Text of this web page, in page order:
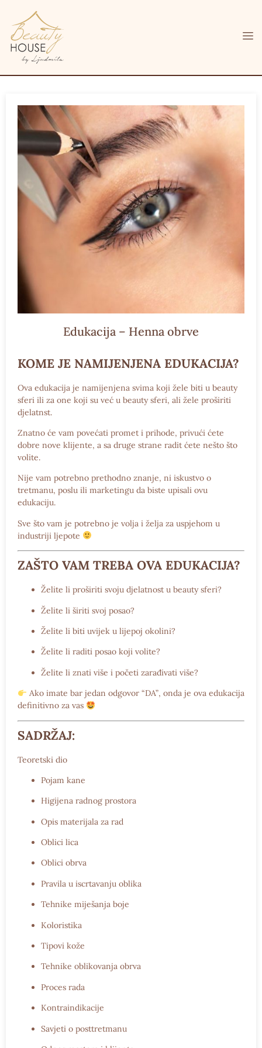
Edukacija – Henna obrve
KOME JE NAMIJENJENA EDUKACIJA?
Ova edukacija je namijenjena svima koji žele biti u beauty
sferi ili za one koji su već u beauty sferi, ali žele proširiti
djelatnst.
Znatno će vam povećati promet i prihode, privući ćete
dobre nove klijente, a sa druge strane radit ćete nešto što
volite.
Nije vam potrebno prethodno znanje, ni iskustvo o
tretmanu, poslu ili marketingu da biste upisali ovu
edukaciju.
Sve što vam je potrebno je volja i želja za uspjehom u
industriji ljepote
ZAŠTO VAM TREBA OVA EDUKACIJA?
Želite li proširiti svoju djelatnost u beauty sferi?
Želite li širiti svoj posao?
Želite li biti uvijek u lijepoj okolini?
Želite li raditi posao koji volite?
Želite li znati više i početi zarađivati više?
Ako imate bar jedan odgovor “DA”, onda je ova edukacija
definitivno za vas
SADRŽAJ:
Teoretski dio
Pojam kane
Higijena radnog prostora
Opis materijala za rad
Oblici lica
Oblici obrva
Pravila u iscrtavanju oblika
Tehnike miješanja boje
Koloristika
Tipovi kože
Tehnike oblikovanja obrva
Proces rada
Kontraindikacije
Savjeti o posttretmanu